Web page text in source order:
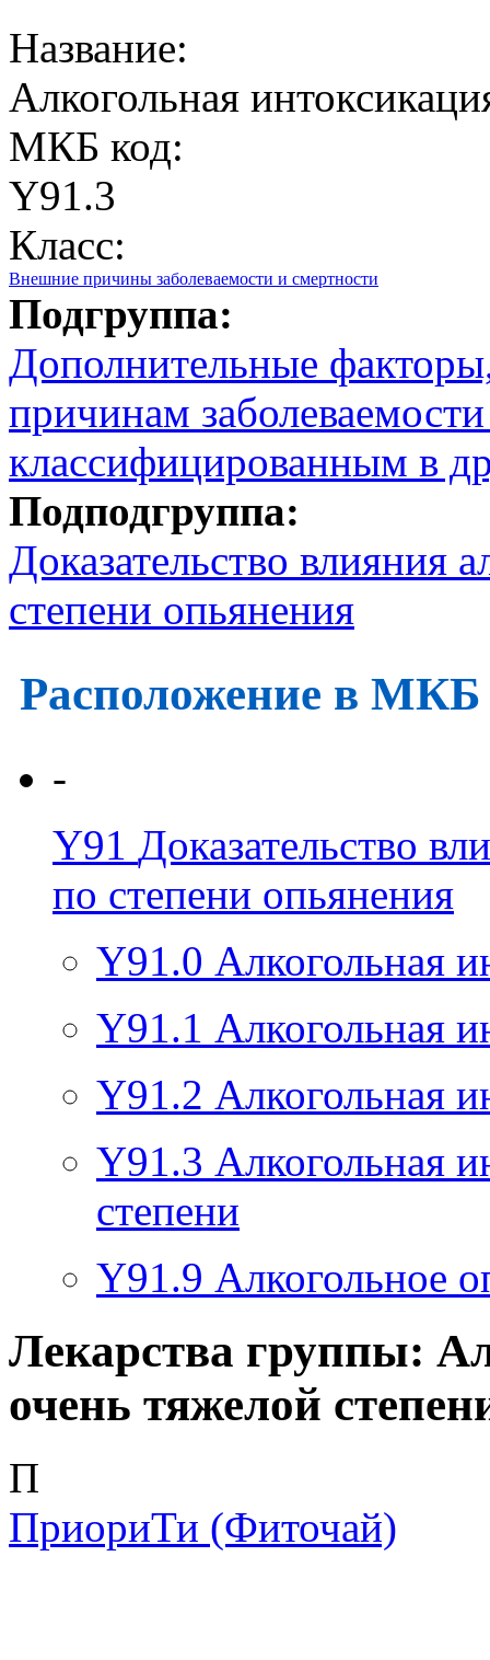
Название:
Алкогольная
МКБ код:
Y91.3
Класс:
Внешние причины заболеваемости и смертности
Подгруппа:
Дополнительные
причинам
классифицированным в
Подподгруппа:
Доказательство влияния
степени опьянения
Расположение в
-
Y91 Доказательство
по степени опьянения
Y91.0 Алкогольная
Y91.1 Алкогольная
Y91.2 Алкогольная
Y91.3 Алкогольная
степени
Y91.9 Алкогольное
Лекарства группы:
очень тяжелой
П
ПриориТи (Фиточай)